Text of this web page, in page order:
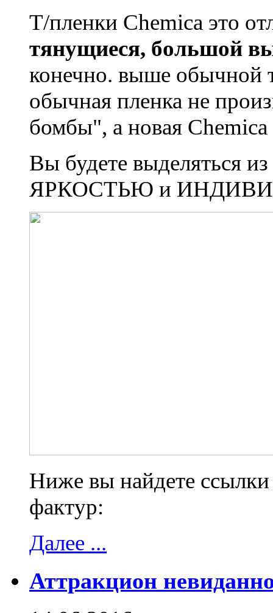
Т/пленки Chemica это
тянущиеся, большой
конечно. выше обычной
обычная пленка не
бомбы", а новая Chemica
Вы будете выделяться
ЯРКОСТЬЮ и
Ниже вы найдете ссылки
фактур:
Далее ...
Аттракцион